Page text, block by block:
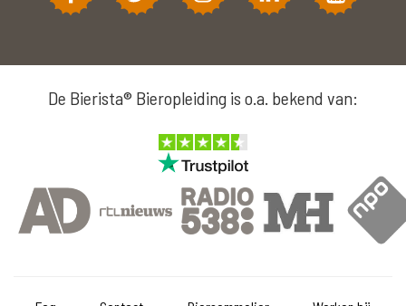
De Bierista® Bieropleiding is o.a. bekend van: